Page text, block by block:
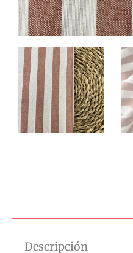
Descripción